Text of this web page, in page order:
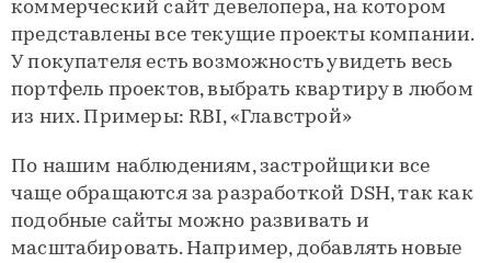
коммерческий сайт девелопера, на котором
представлены все текущие проекты компании.
У покупателя есть возможность увидеть весь
портфель проектов, выбрать квартиру в любом
из них. Примеры: RBI, «Главстрой»
По нашим наблюдениям, застройщики все
чаще обращаются за разработкой DSH, так как
подобные сайты можно развивать и
масштабировать. Например, добавлять новые